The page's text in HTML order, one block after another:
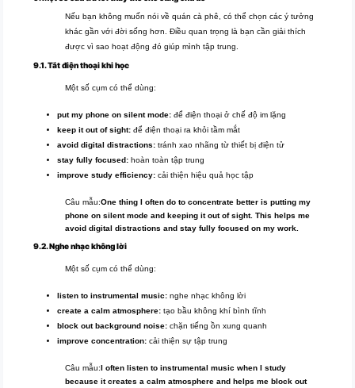
Nếu bạn không muốn nói về quán cà phê, có thể chọn các ý tưởng
khác gần với đời sống hơn. Điều quan trọng là bạn cần giải thích
được vì sao hoạt động đó giúp mình tập trung.
9.1. Tắt điện thoại khi học
Một số cụm có thể dùng:
put my phone on silent mode: để điện thoại ở chế độ im lặng
keep it out of sight: để điện thoại ra khỏi tầm mắt
avoid digital distractions: tránh xao nhãng từ thiết bị điện tử
stay fully focused: hoàn toàn tập trung
improve study efficiency: cải thiện hiệu quả học tập
Câu mẫu:One thing I often do to concentrate better is putting my
phone on silent mode and keeping it out of sight. This helps me
avoid digital distractions and stay fully focused on my work.
9.2. Nghe nhạc không lời
Một số cụm có thể dùng:
listen to instrumental music: nghe nhạc không lời
create a calm atmosphere: tạo bầu không khí bình tĩnh
block out background noise: chặn tiếng ồn xung quanh
improve concentration: cải thiện sự tập trung
Câu mẫu:I often listen to instrumental music when I study
because it creates a calm atmosphere and helps me block out